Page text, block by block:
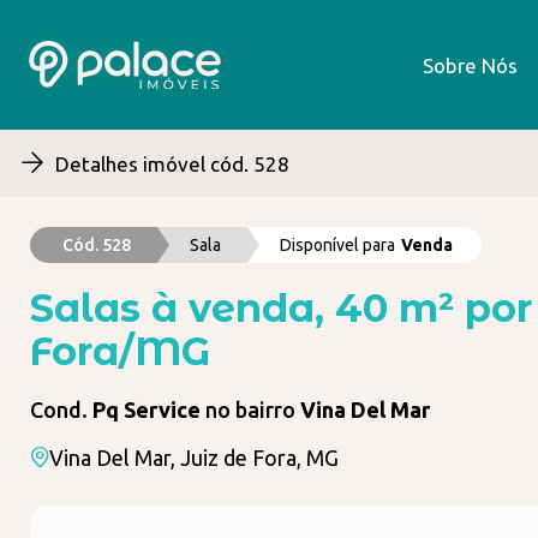
Sobre Nós
Sobre Nós
Detalhes imóvel cód. 528
Cód. 528 Sala Disponível para Venda
Salas à venda, 40 m²
Fora/MG
Cond. Pq Service no bairro Vina Del Mar
Vina Del Mar, Juiz de Fora, MG